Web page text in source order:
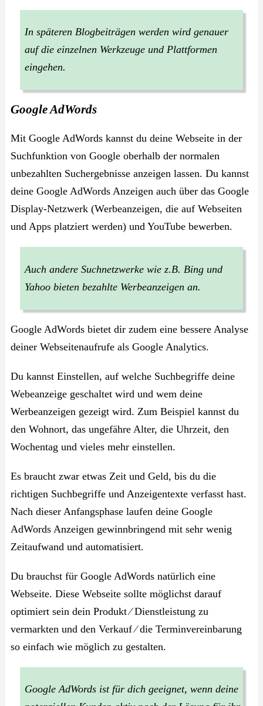
In späteren Blogbeiträgen werden wird genauer
auf die einzelnen Werkzeuge und Plattformen
eingehen.
Google AdWords
Mit Google AdWords kannst du deine Webseite in der
Suchfunktion von Google oberhalb der normalen
unbezahlten Suchergebnisse anzeigen lassen. Du kannst
deine Google AdWords Anzeigen auch über das Google
Display-Netzwerk (Werbeanzeigen, die auf Webseiten
und Apps platziert werden) und YouTube bewerben.
Auch andere Suchnetzwerke wie z.B. Bing und
Yahoo bieten bezahlte Werbeanzeigen an.
Google AdWords bietet dir zudem eine bessere Analyse
deiner Webseitenaufrufe als Google Analytics.
Du kannst Einstellen, auf welche Suchbegriffe deine
Webeanzeige geschaltet wird und wem deine
Werbeanzeigen gezeigt wird. Zum Beispiel kannst du
den Wohnort, das ungefähre Alter, die Uhrzeit, den
Wochentag und vieles mehr einstellen.
Es braucht zwar etwas Zeit und Geld, bis du die
richtigen Suchbegriffe und Anzeigentexte verfasst hast.
Nach dieser Anfangsphase laufen deine Google
AdWords Anzeigen gewinnbringend mit sehr wenig
Zeitaufwand und automatisiert.
Du brauchst für Google AdWords natürlich eine
Webseite. Diese Webseite sollte möglichst darauf
optimiert sein dein Produkt ⁄ Dienstleistung zu
vermarkten und den Verkauf ⁄ die Terminvereinbarung
so einfach wie möglich zu gestalten.
Google AdWords ist für dich geeignet, wenn deine